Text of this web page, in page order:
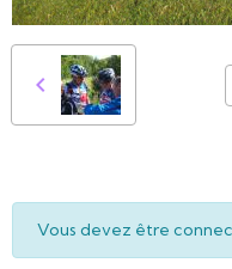
Vous devez être